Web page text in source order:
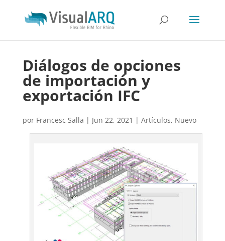
Diálogos de opciones
de importación y
exportación IFC
por Francesc Salla | Jun 22, 2021 | Artículos, Nuevo